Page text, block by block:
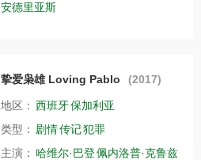
安德里亚斯
挚爱枭雄 Loving Pablo (2017)
地区： 西班牙保加利亚
类型： 剧情传记犯罪
主演： 哈维尔·巴登佩内洛普·克鲁兹